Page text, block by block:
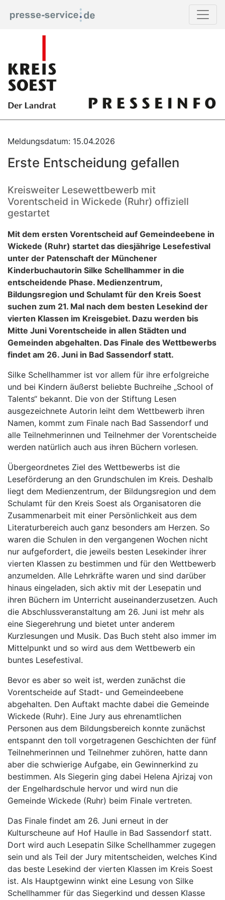
Meldungsdatum: 15.04.2026
Erste Entscheidung gefallen
Kreisweiter Lesewettbewerb mit
Vorentscheid in Wickede (Ruhr) offiziell
gestartet
Mit dem ersten Vorentscheid auf Gemeindeebene in
Wickede (Ruhr) startet das diesjährige Lesefestival
unter der Patenschaft der Münchener
Kinderbuchautorin Silke Schellhammer in die
entscheidende Phase. Medienzentrum,
Bildungsregion und Schulamt für den Kreis Soest
suchen zum 21. Mal nach dem besten Lesekind der
vierten Klassen im Kreisgebiet. Dazu werden bis
Mitte Juni Vorentscheide in allen Städten und
Gemeinden abgehalten. Das Finale des Wettbewerbs
findet am 26. Juni in Bad Sassendorf statt.
Silke Schellhammer ist vor allem für ihre erfolgreiche
und bei Kindern äußerst beliebte Buchreihe „School of
Talents“ bekannt. Die von der Stiftung Lesen
ausgezeichnete Autorin leiht dem Wettbewerb ihren
Namen, kommt zum Finale nach Bad Sassendorf und
alle Teilnehmerinnen und Teilnehmer der Vorentscheide
werden natürlich auch aus ihren Büchern vorlesen.
Übergeordnetes Ziel des Wettbewerbs ist die
Leseförderung an den Grundschulen im Kreis. Deshalb
liegt dem Medienzentrum, der Bildungsregion und dem
Schulamt für den Kreis Soest als Organisatoren die
Zusammenarbeit mit einer Persönlichkeit aus dem
Literaturbereich auch ganz besonders am Herzen. So
waren die Schulen in den vergangenen Wochen nicht
nur aufgefordert, die jeweils besten Lesekinder ihrer
vierten Klassen zu bestimmen und für den Wettbewerb
anzumelden. Alle Lehrkräfte waren und sind darüber
hinaus eingeladen, sich aktiv mit der Lesepatin und
ihren Büchern im Unterricht auseinanderzusetzen. Auch
die Abschlussveranstaltung am 26. Juni ist mehr als
eine Siegerehrung und bietet unter anderem
Kurzlesungen und Musik. Das Buch steht also immer im
Mittelpunkt und so wird aus dem Wettbewerb ein
buntes Lesefestival.
Bevor es aber so weit ist, werden zunächst die
Vorentscheide auf Stadt- und Gemeindeebene
abgehalten. Den Auftakt machte dabei die Gemeinde
Wickede (Ruhr). Eine Jury aus ehrenamtlichen
Personen aus dem Bildungsbereich konnte zunächst
entspannt den toll vorgetragenen Geschichten der fünf
Teilnehmerinnen und Teilnehmer zuhören, hatte dann
aber die schwierige Aufgabe, ein Gewinnerkind zu
bestimmen. Als Siegerin ging dabei Helena Ajrizaj von
der Engelhardschule hervor und wird nun die
Gemeinde Wickede (Ruhr) beim Finale vertreten.
Das Finale findet am 26. Juni erneut in der
Kulturscheune auf Hof Haulle in Bad Sassendorf statt.
Dort wird auch Lesepatin Silke Schellhammer zugegen
sein und als Teil der Jury mitentscheiden, welches Kind
das beste Lesekind der vierten Klassen im Kreis Soest
ist. Als Hauptgewinn winkt eine Lesung von Silke
Schellhammer für das Siegerkind und dessen Klasse